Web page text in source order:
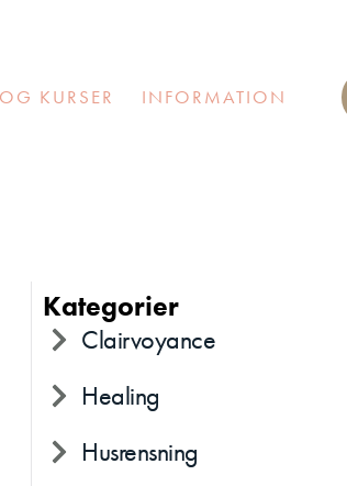
KURSER INFORMATION
Kategorier
Clairvoyance
Healing
Husrensning